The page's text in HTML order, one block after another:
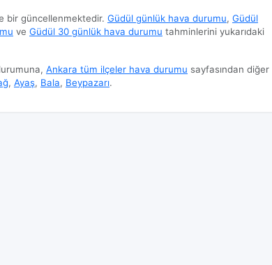
bir güncellenmektedir. Güdül günlük hava durumu, Güdül
ve Güdül 30 günlük hava durumu tahminlerini yukarıdaki
Ankara tüm ilçeler hava durumu sayfasından diğer
, Ayaş, Bala, Beypazarı.